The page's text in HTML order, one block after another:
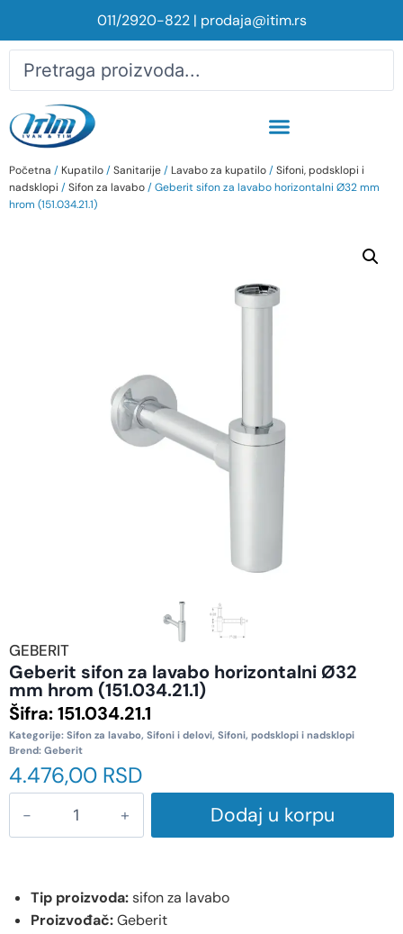
011/2920-822| prodaja@itim.rs
Početna / Kupatilo/Sanitarije/ Lavabo za kupatilo/Sifoni, podsklopi i
nadsklopi /Sifon za lavabo/ Geberit sifon za lavabo horizontalni Ø32 mm
hrom (151.034.21.1)
GEBERIT
Geberit sifon za lavabo horizontalni Ø32
mm hrom (151.034.21.1)
Šifra:151.034.21.1
Kategorije: Sifon za lavabo, Sifoni i delovi, Sifoni, podsklopi i nadsklopi
Brend: Geberit
4.476,00 RSD
Dodaj u korpu
Tip proizvoda:sifon za lavabo
Proizvođač:Geberit